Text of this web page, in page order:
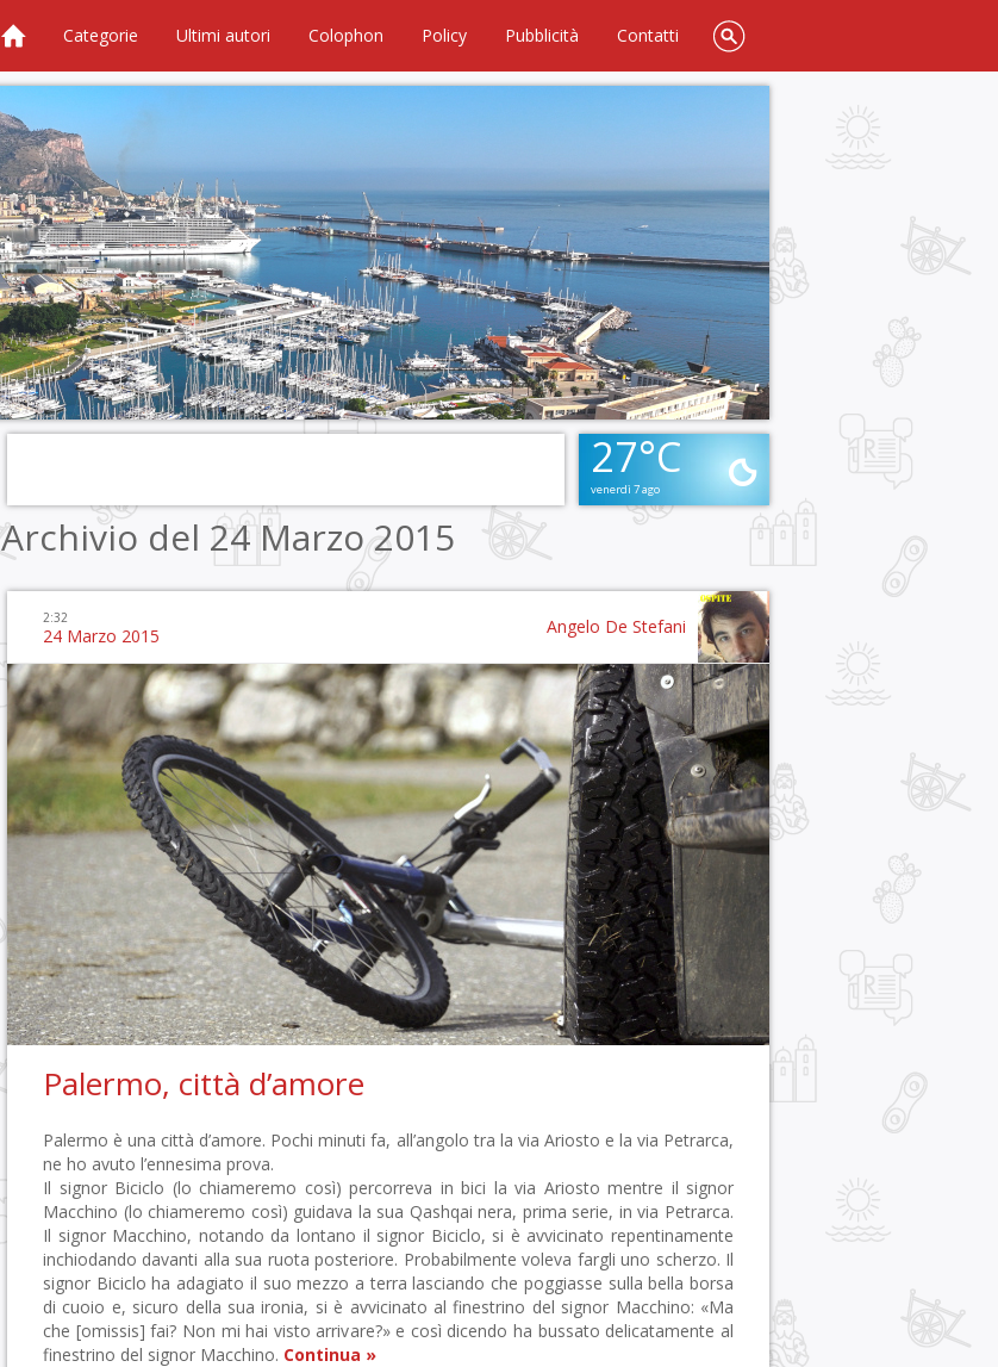
Categorie Ultimi autori Colophon Policy Pubblicità Contatti
27°C
venerdì 7 ago
Archivio del 24 Marzo 2015
2:32
24 Marzo 2015 Angelo De Stefani
Palermo, città d’amore
Palermo è una città d’amore. Pochi minuti fa, all’angolo tra la via Ariosto e la via Petrarca,
ne ho avuto l’ennesima prova.
Il signor Biciclo (lo chiameremo così) percorreva in bici la via Ariosto mentre il signor
Macchino (lo chiameremo così) guidava la sua Qashqai nera, prima serie, in via Petrarca.
Il signor Macchino, notando da lontano il signor Biciclo, si è avvicinato repentinamente
inchiodando davanti alla sua ruota posteriore. Probabilmente voleva fargli uno scherzo. Il
signor Biciclo ha adagiato il suo mezzo a terra lasciando che poggiasse sulla bella borsa
di cuoio e, sicuro della sua ironia, si è avvicinato al finestrino del signor Macchino: «Ma
che [omissis] fai? Non mi hai visto arrivare?» e così dicendo ha bussato delicatamente al
finestrino del signor Macchino. Continua »